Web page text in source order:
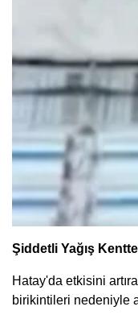
Şiddetli Yağış
Hatay'da etkisini
birikintileri nedeniyle